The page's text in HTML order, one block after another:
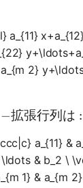
2}
- 拡張
−拡張行列は :
a_{11} &
\ldots & b_2 \
1} & a_{m